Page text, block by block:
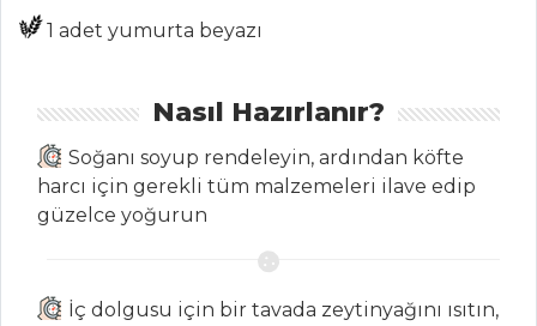
Tarifi Ve Püf
Masterchef Tüm
İÇECEKLER
Ayran
1 adet yumurta beyazı
Nasıl Hazırlanır?
Soğanı soyup rendeleyin, ardından köfte
harcı için gerekli tüm malzemeleri ilave edip
güzelce yoğurun
İç dolgusu için bir tavada zeytinyağını ısıtın,